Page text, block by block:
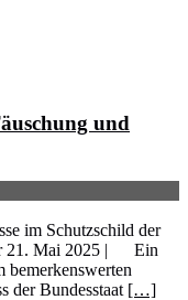
und
im Schutzschild der
21. Mai 2025 | Ein
bemerkenswerten
der Bundesstaat […]